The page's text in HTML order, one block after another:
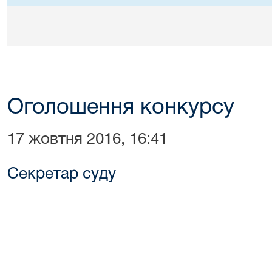
Оголошення конкурсу
17 жовтня 2016, 16:41
Секретар суду